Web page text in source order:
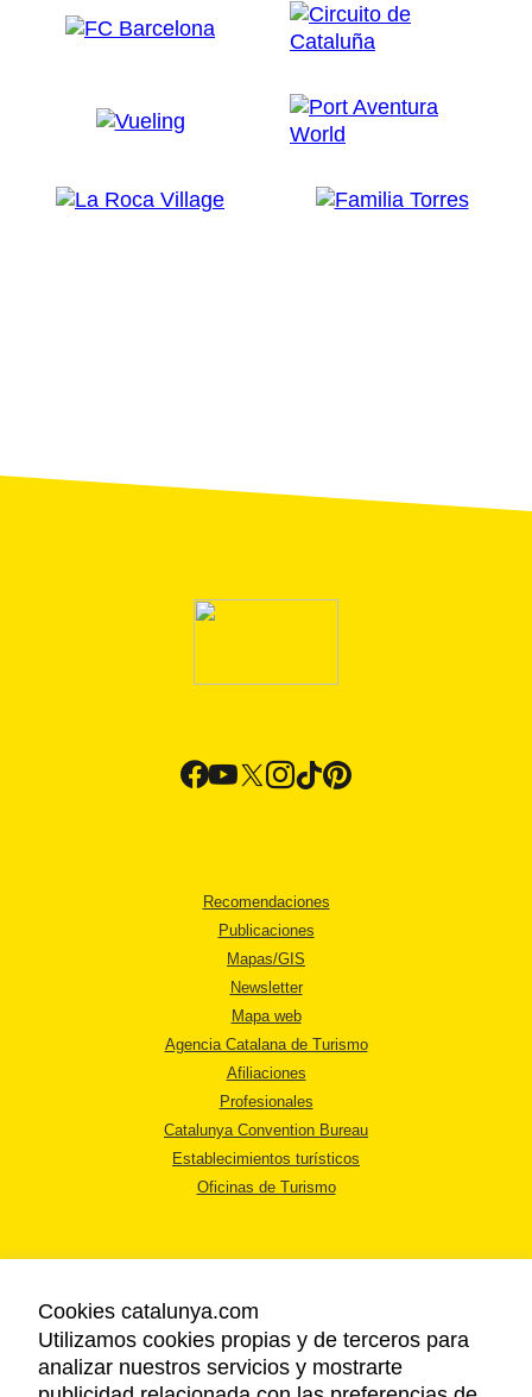
Recomendaciones
Publicaciones
Mapas/GIS
Newsletter
Mapa web
Agencia Catalana de Turismo
Afiliaciones
Profesionales
Catalunya Convention Bureau
Establecimientos turísticos
Oficinas de Turismo
AVISO LEGAL
POLÍTICA DE PRIVACIDAD
Cookies catalunya.com
Utilizamos cookies propias y de terceros para
analizar nuestros servicios y mostrarte